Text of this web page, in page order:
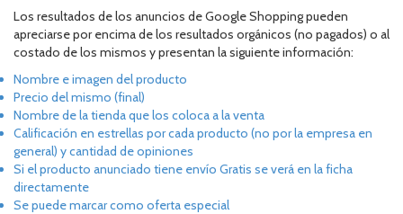
Los resultados de los anuncios de Google Shopping pueden
apreciarse por encima de los resultados orgánicos (no pagados) o al
costado de los mismos y presentan la siguiente información:
Nombre e imagen del producto
Precio del mismo (final)
Nombre de la tienda que los coloca a la venta
Calificación en estrellas por cada producto (no por la empresa en
general) y cantidad de opiniones
Si el producto anunciado tiene envío Gratis se verá en la ficha
directamente
Se puede marcar como oferta especial